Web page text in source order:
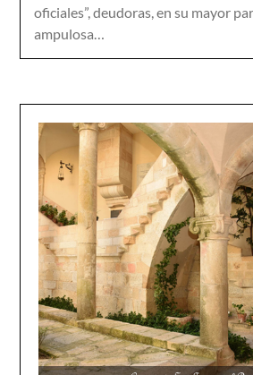
oficiales”, deudoras, en su mayor
ampulosa…